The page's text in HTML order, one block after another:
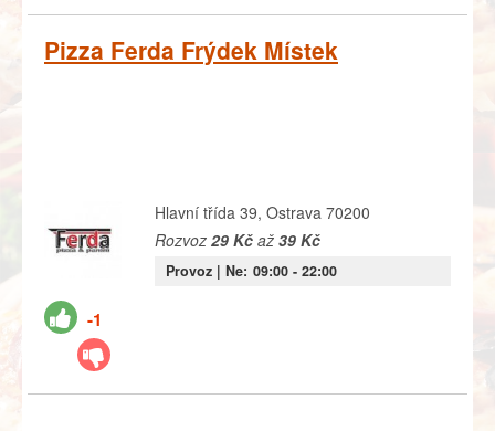
Pizza Ferda Frýdek Místek
-1
Hlavní třída 39, Ostrava 70200
Rozvoz 29 Kčaž 39 Kč
Provoz | Ne: 09:00- 22:00